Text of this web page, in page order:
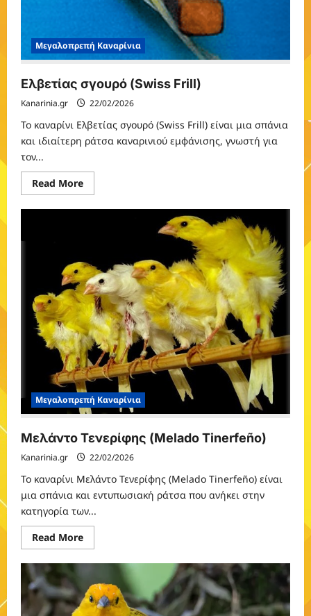
Μεγαλοπρεπή Καναρίνια
Ελβετίας σγουρό (Swiss Frill)
Kanarinia.gr 22/02/2026
Το καναρίνι Ελβετίας σγουρό (Swiss Frill) είναι μια σπάνια
και ιδιαίτερη ράτσα καναρινιού εμφάνισης, γνωστή για
τον...
Read MoreRead
more
Ελβετίας
Μεγαλοπρεπή Καναρίνια
Μελάντο Τενερίφης (Melado Tinerfeño)
Kanarinia.gr 22/02/2026
Το καναρίνι Μελάντο Τενερίφης (Melado Tinerfeño) είναι
μια σπάνια και εντυπωσιακή ράτσα που ανήκει στην
κατηγορία των...
Read MoreRead
more
Μελάντο
Τενερίφης
(Melado
Tinerfeño)